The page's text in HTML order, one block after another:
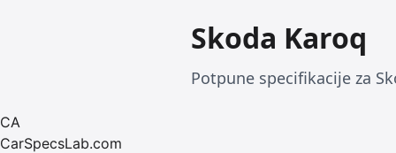
Skoda Karoq
Potpune specifikacije za
CA
CarSpecsLab.com